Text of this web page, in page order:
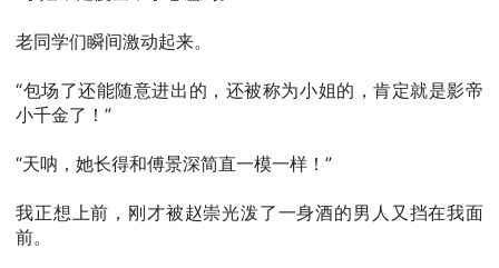
老同学们瞬间激动起来。
“包场了还能随意进出的，还被称为小姐的，肯定就是影帝
小千金了！”
“天呐，她长得和傅景深简直一模一样！”
我正想上前，刚才被赵崇光泼了一身酒的男人又挡在我面
前。